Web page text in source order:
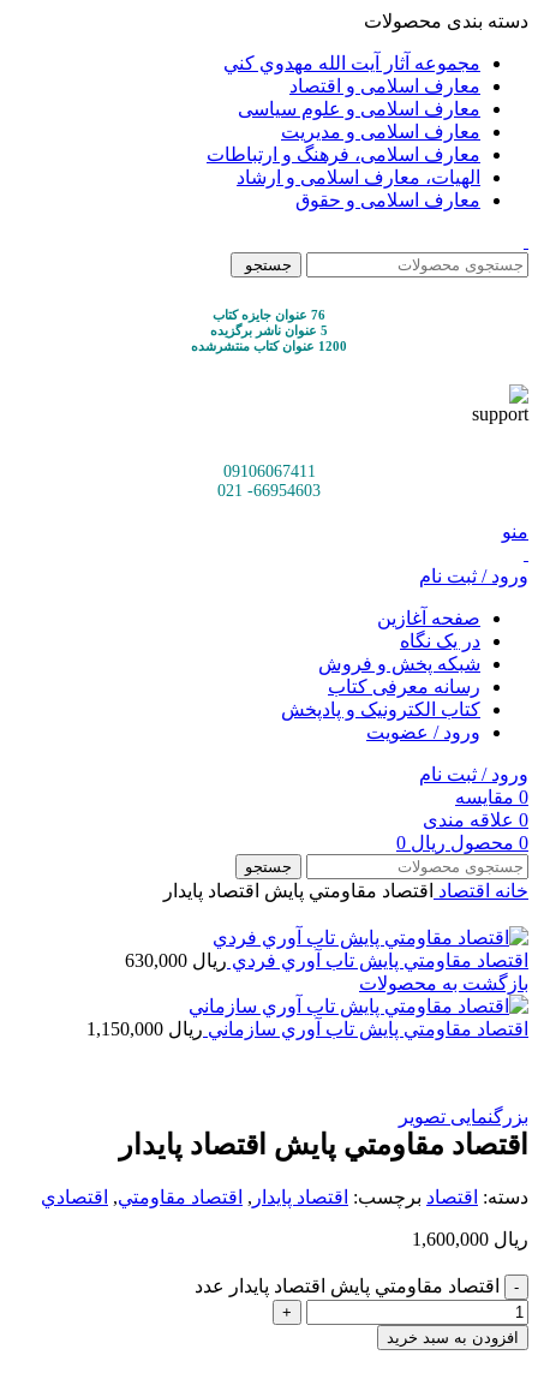
دسته بندی محصولات
مجموعه آثار آيت الله مهدوي كني
معارف اسلامی و اقتصاد
معارف اسلامی و علوم سیاسی
معارف اسلامی و مدیریت
معارف اسلامی، فرهنگ و ارتباطات
الهیات، معارف اسلامی و ارشاد
معارف اسلامی و حقوق
جستجو
76 عنوان جایزه کتاب
5 عنوان ناشر برگزیده
1200 عنوان کتاب منتشرشده
09106067411
66954603- 021
منو
ورود / ثبت نام
صفحه آغازین
در یک نگاه
شبکه پخش و فروش
رسانه معرفی کتاب
کتاب الکترونیک و پادپخش
ورود / عضویت
ورود / ثبت نام
0 مقایسه
0 علاقه مندی
0 محصول ریال
جستجو
خانه اقتصاد اقتصاد مقاومتي پايش اقتصاد پايدار
اقتصاد مقاومتي پايش تاب آوري فردي ریال
بازگشت به محصولات
اقتصاد مقاومتي پايش تاب آوري سازماني ریال
بزرگنمایی تصویر
اقتصاد مقاومتي پايش اقتصاد پايدار
دسته: اقتصاد برچسب: اقتصاد پايدار , اقتصاد مقاومتي, اقتصادي
ریال
اقتصاد مقاومتي پايش اقتصاد پايدار عدد
افزودن به سبد خرید